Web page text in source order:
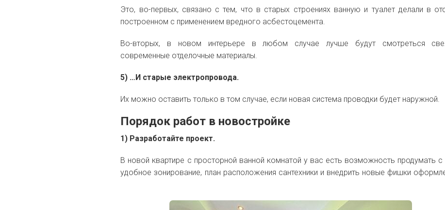
Это, во-первых, связано с тем, что в старых строениях ванную и туалет делали в
построенном с применением вредного асбестоцемента.
Во-вторых, в новом интерьере в любом случае лучше будут смотреться
современные отделочные материалы.
5) …И старые электропровода.
Их можно оставить только в том случае, если новая система проводки будет наружной.
Порядок работ в новостройке
1) Разработайте проект.
В новой квартире с просторной ванной комнатой у вас есть возможность продумать с
удобное зонирование, план расположения сантехники и внедрить новые фишки